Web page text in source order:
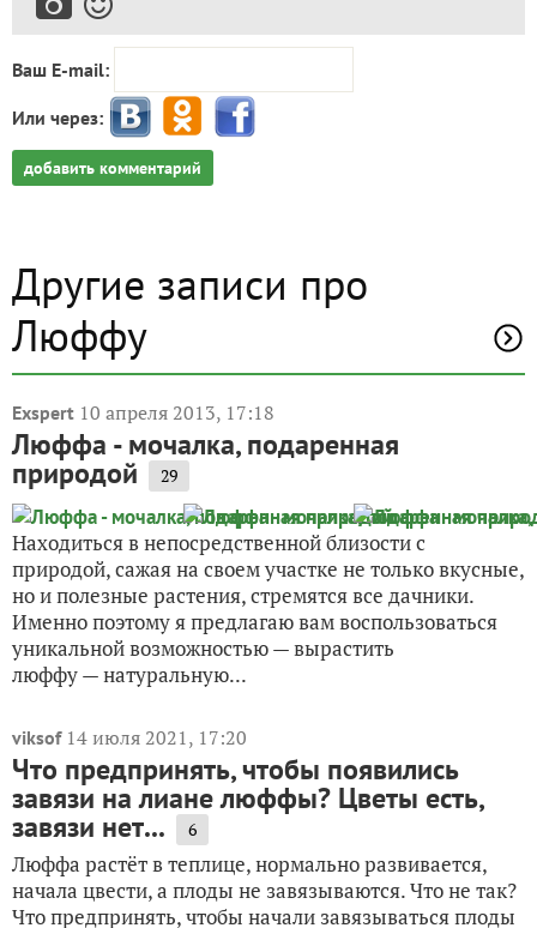
Ваш E-mail:
Или через:
добавить комментарий
Другие записи про
Люффу
Exspert 10 апреля 2013, 17:18
Люффа - мочалка, подаренная
природой 29
Находиться в непосредственной близости с
природой, сажая на своем участке не только вкусные,
но и полезные растения, стремятся все дачники.
Именно поэтому я предлагаю вам воспользоваться
уникальной возможностью — вырастить
люффу — натуральную...
viksof 14 июля 2021, 17:20
Что предпринять, чтобы появились
завязи на лиане люффы? Цветы есть,
завязи нет... 6
Люффа растёт в теплице, нормально развивается,
начала цвести, а плоды не завязываются. Что не так?
Что предпринять, чтобы начали завязываться плоды